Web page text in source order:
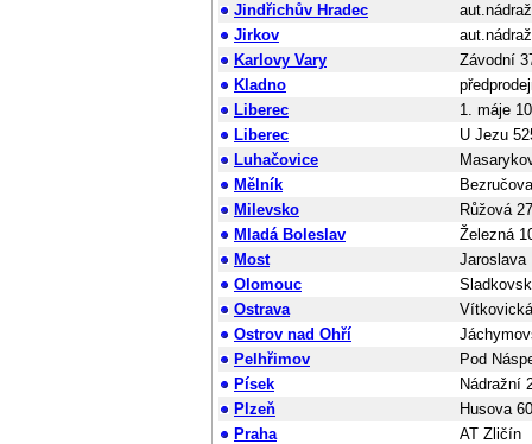
Jindřichův Hradec
Jirkov
Karlovy Vary
Závodní
Kladno
Liberec
1. máje
Liberec
U Jezu
Luhačovice
Mělník
Milevsko
Růžová
Mladá Boleslav
Železná
Most
Jaroslava
Olomouc
Ostrava
Ostrov nad Ohří
Pelhřimov
Pod
Písek
Nádražní
Plzeň
Husova 60
Praha
AT Zličín